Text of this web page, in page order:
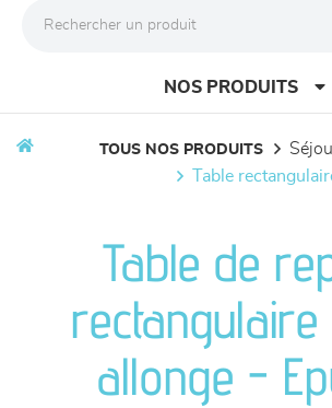
NOS PRODUITS
meubles de complément
chambres et dressing
TOUS NOS PRODUITS
table
Table de
rectangulaire
allonge -